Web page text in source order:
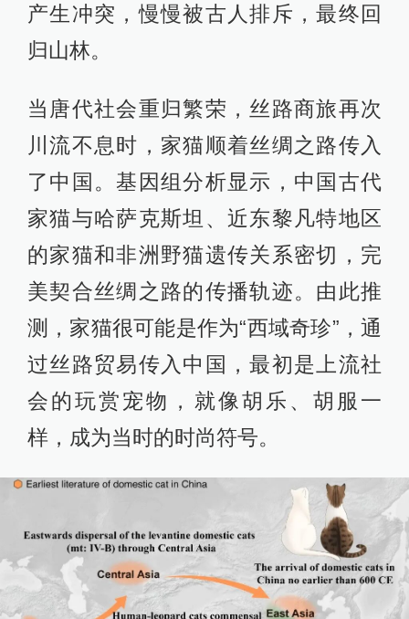
产生冲突，慢慢被古人排斥，最终回
归山林。
当唐代社会重归繁荣，丝路商旅再次
川流不息时，家猫顺着丝绸之路传入
了中国。基因组分析显示，中国古代
家猫与哈萨克斯坦、近东黎凡特地区
的家猫和非洲野猫遗传关系密切，完
美契合丝绸之路的传播轨迹。由此推
测，家猫很可能是作为“西域奇珍”，通
过丝路贸易传入中国，最初是上流社
会的玩赏宠物，就像胡乐、胡服一
样，成为当时的时尚符号。